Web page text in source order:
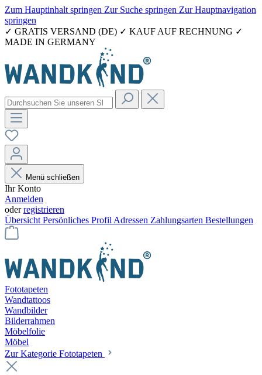
Zum Hauptinhalt springen Zur Suche springen Zur Hauptnavigation
springen
✓ GRATIS VERSAND (DE) ✓ KAUF AUF RECHNUNG ✓
MADE IN GERMANY
Menü schließen
Ihr Konto
Anmelden
oderregistrieren
Übersicht Persönliches Profil Adressen Zahlungsarten Bestellungen
Fototapeten
Wandtattoos
Wandbilder
Bilderrahmen
Möbelfolie
Möbel
Zur Kategorie Fototapeten